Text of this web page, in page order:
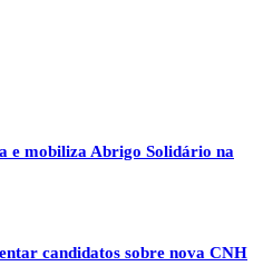
e mobiliza Abrigo Solidário na
candidatos sobre nova CNH